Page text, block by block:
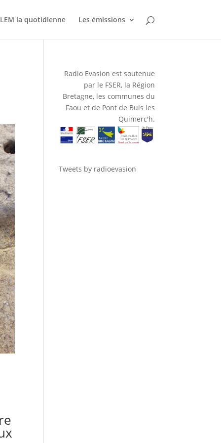
LEM la quotidienne Les émissions
Radio Evasion est soutenue
par le FSER, la Région
Bretagne, les communes du
Faou et de Pont de Buis les
Quimerc'h.
Tweets by radioevasion